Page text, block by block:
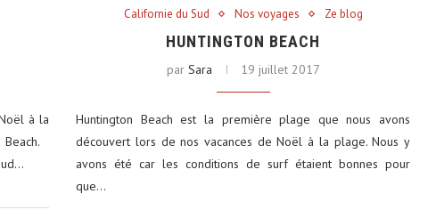
à la
Californie du Sud Nos voyages Ze blog
HUNTINGTON BEACH
par Sara 19 juillet 2017
Huntington Beach est la première plage que nous avons
découvert lors de nos vacances de Noël à la plage. Nous y
avons été car les conditions de surf étaient bonnes pour
que…
États-Unis : 8